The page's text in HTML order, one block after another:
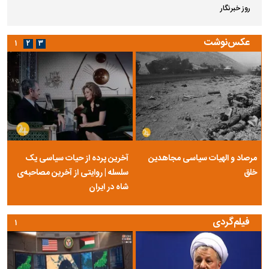
روز خبرنگار
عکس‌نوشت
مرصاد و الهیات سیاسی مجاهدین
خلق
آخرین پرده از حیات سیاسی یک
سلسله | روایتی از آخرین مصاحبه‌ی
شاه در ایران
۱ ۲ ۳
فیلم‌گردی ۱